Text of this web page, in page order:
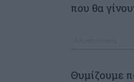
που θα
Θυμίζουμε